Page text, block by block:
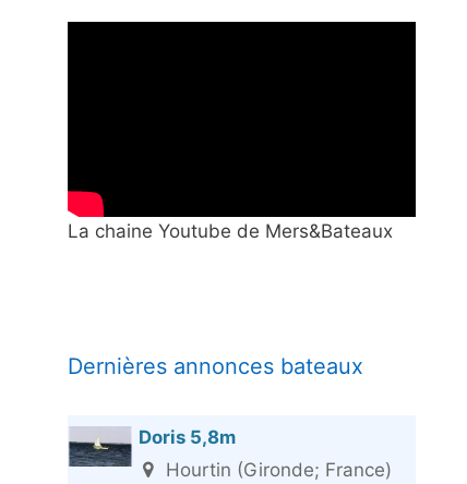
La chaine Youtube de Mers&Bateaux
Dernières annonces bateaux
Doris 5,8m
Hourtin (Gironde; France)